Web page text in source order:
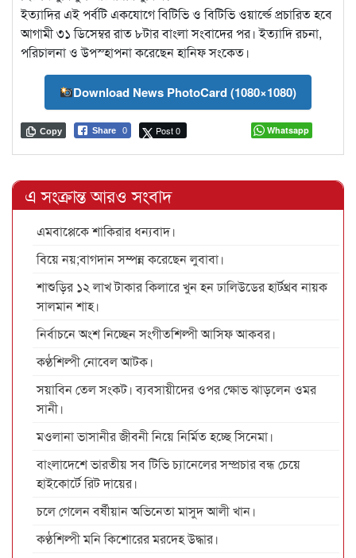
ইত্যাদির এই পর্বটি একযোগে বিটিভি ও বিটিভি ওয়ার্ল্ডে প্রচারিত হবে
আগামী ৩১ ডিসেম্বর রাত ৮টার বাংলা সংবাদের পর। ইত্যাদি রচনা,
পরিচালনা ও উপস্হাপনা করেছেন হানিফ সংকেত।
Download News PhotoCard (1080×1080)
Share 0 Post 0
Copy Whatsapp
এ সংক্রান্ত আরও সংবাদ
এমবাপ্পেকে শাকিরার ধন্যবাদ।
বিয়ে নয়;বাগদান সম্পন্ন করেছেন লুবাবা।
শাশুড়ির ১২ লাখ টাকার কিলারে খুন হন ঢালিউডের হার্টথ্রব নায়ক
সালমান শাহ।
নির্বাচনে অংশ নিচ্ছেন সংগীতশিল্পী আসিফ আকবর।
কণ্ঠশিল্পী নোবেল আটক।
সয়াবিন তেল সংকট। ব্যবসায়ীদের ওপর ক্ষোভ ঝাড়লেন ওমর
সানী।
মওলানা ভাসানীর জীবনী নিয়ে নির্মিত হচ্ছে সিনেমা।
বাংলাদেশে ভারতীয় সব টিভি চ্যানেলের সম্প্রচার বন্ধ চেয়ে
হাইকোর্টে রিট দায়ের।
চলে গেলেন বর্ষীয়ান অভিনেতা মাসুদ আলী খান।
কণ্ঠশিল্পী মনি কিশোরের মরদেহ উদ্ধার।